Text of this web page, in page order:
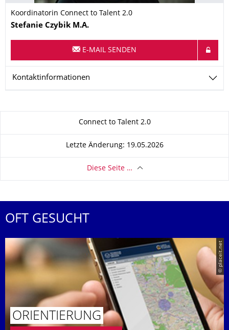
Koordinatorin Connect to Talent 2.0
Name
Stefanie Czybik M.A.
E-MAIL SENDEN
Kontaktinformationen
Zu dieser SeiteConnect to Talent 2.0
Letzte Änderung: 19.05.2026
Diese Seite …
OFT GESUCHT
© placeit.net
ORIENTIERUNG